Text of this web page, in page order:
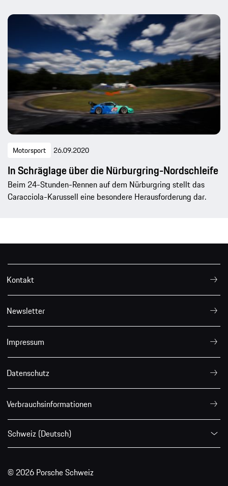
Motorsport 26.09.2020
In Schräglage über die Nürburgring-Nordschleife
Beim 24-Stunden-Rennen auf dem Nürburgring stellt das
Caracciola-Karussell eine besondere Herausforderung dar.
Kontakt
Newsletter
Impressum
Datenschutz
Verbrauchsinformationen
Schweiz (Deutsch)
© 2026 Porsche Schweiz